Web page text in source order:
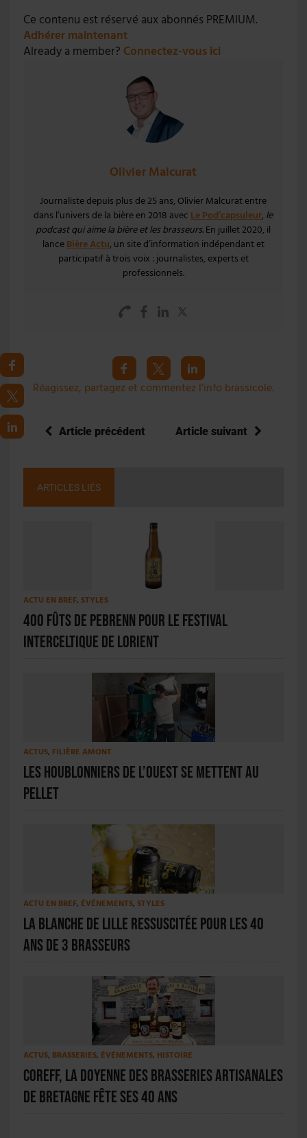
Ce contenu est réservé aux abonnés PREMIUM.
Adhérer maintenant
Already a member? Connectez-vous ici
Olivier Malcurat
Journaliste depuis plus de 25 ans, Olivier Malcurat entre
dans l’univers de la bière en 2018 avecLe Pod’capsuleur, le
podcast qui aime la bière et les brasseurs. En juillet 2020, il
lanceBière Actu, un site d’information indépendant et
participatif à trois voix : journalistes, experts et
professionnels.
Réagissez, partagez et commentez l’info brassicole.
Article précédent Article suivant
ARTICLES LIÉS
ACTU EN BREF, STYLES
400 fûts de PeBrenn pour le Festival
Interceltique de Lorient
ACTUS, FILIÈRE AMONT
Les houblonniers de l’Ouest se mettent au
pellet
ACTU EN BREF, ÉVÉNEMENTS, STYLES
La Blanche de Lille ressuscitée pour les 40
ans de 3 Brasseurs
ACTUS, BRASSERIES, ÉVÉNEMENTS, HISTOIRE
Coreff, la doyenne des brasseries artisanales
de Bretagne fête ses 40 ans